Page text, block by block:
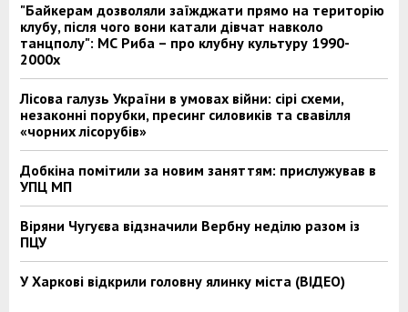
"Байкерам дозволяли заїжджати прямо на територію
клубу, після чого вони катали дівчат навколо
танцполу": МС Риба – про клубну культуру 1990-
2000х
Лісова галузь України в умовах війни: сірі схеми,
незаконні порубки, пресинг силовиків та свавілля
«чорних лісорубів»
Добкіна помітили за новим заняттям: прислужував в
УПЦ МП
Віряни Чугуєва відзначили Вербну неділю разом із
ПЦУ
У Харкові відкрили головну ялинку міста (ВІДЕО)